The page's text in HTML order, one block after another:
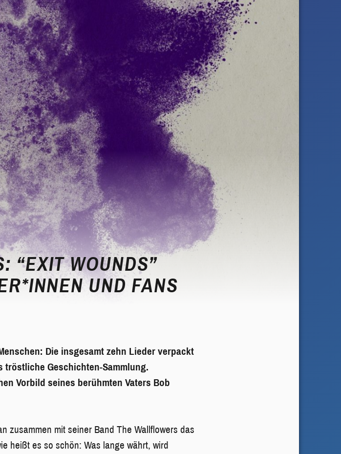
“EXIT WOUNDS”
UND FANS
Die insgesamt zehn Lieder verpackt
tröstliche Geschichten-Sammlung.
Vorbild seines berühmten Vaters Bob
zusammen mit seiner Band The Wallflowers das
heißt es so schön: Was lange währt, wird